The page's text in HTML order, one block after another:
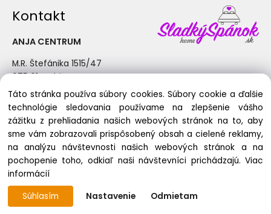
Kontakt
ANJA CENTRUM
M.R. Štefánika 1515/47
075 01 Trebišov
+421 915 190 362
info@sladkyspanok.sk
Pondelok - Piatok: 8:30 - 17:00
Copyright © 2025 ANJA CENTRUM, All rights reserved
Táto stránka používa súbory cookies. Súbory cookie a ďalšie
technológie sledovania používame na zlepšenie vášho
zážitku z prehliadania našich webových stránok na to, aby
sme vám zobrazovali prispôsobený obsah a cielené reklamy,
na analýzu návštevnosti našich webových stránok a na
pochopenie toho, odkiaľ naši návštevníci prichádzajú.Viac
informácií
Súhlasím
Nastavenie Odmietam